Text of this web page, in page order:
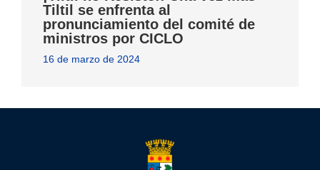
Tiltil se enfrenta al
pronunciamiento del comité de
ministros por CICLO
16 de marzo de 2024